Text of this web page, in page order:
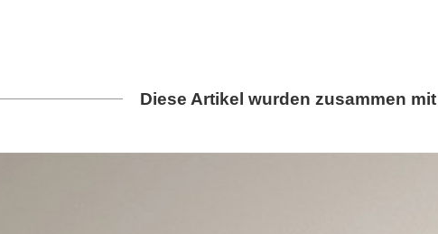
Diese Artikel wurden zusammen